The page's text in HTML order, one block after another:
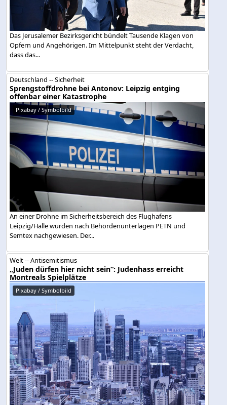
Das Jerusalemer Bezirksgericht bündelt Tausende Klagen von
Opfern und Angehörigen. Im Mittelpunkt steht der Verdacht,
dass das...
Deutschland -- Sicherheit
Sprengstoffdrohne bei Antonov: Leipzig entging
offenbar einer Katastrophe
Pixabay / Symbolbild
An einer Drohne im Sicherheitsbereich des Flughafens
Leipzig/Halle wurden nach Behördenunterlagen PETN und
Semtex nachgewiesen. Der...
Welt -- Antisemitismus
„Juden dürfen hier nicht sein“: Judenhass erreicht
Montreals Spielplätze
Pixabay / Symbolbild